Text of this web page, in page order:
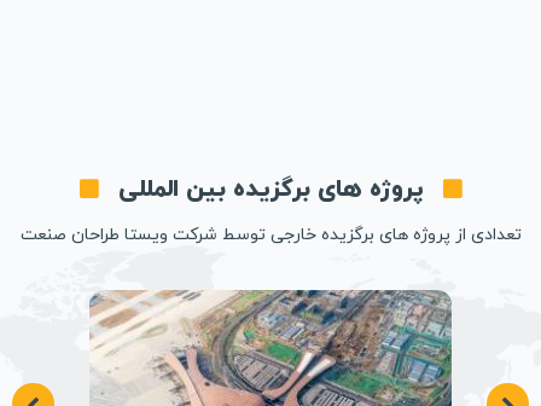
پروژه های برگزیده بین المللی
تعدادی از پروژه های برگزیده خارجی توسط شرکت ویستا طراحان صنعت